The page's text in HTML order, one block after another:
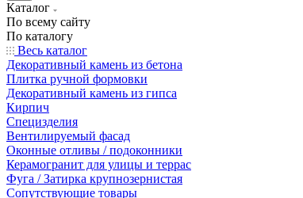
Каталог
По всему сайту
По каталогу
Весь каталог
Декоративный камень из бетона
Плитка ручной формовки
Декоративный камень из гипса
Кирпич
Специзделия
Вентилируемый фасад
Оконные отливы / подоконники
Керамогранит для улицы и террас
Фуга / Затирка крупнозернистая
Сопутствующие товары